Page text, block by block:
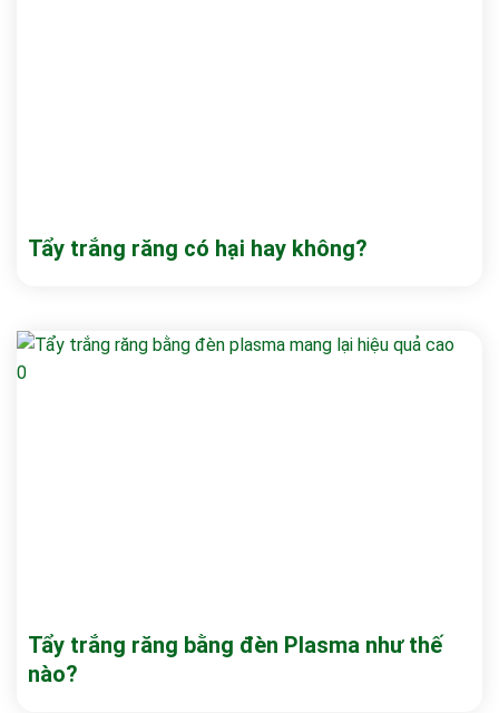
Tẩy trắng răng có hại hay không?
Tẩy trắng răng bằng đèn Plasma như thế
nào?